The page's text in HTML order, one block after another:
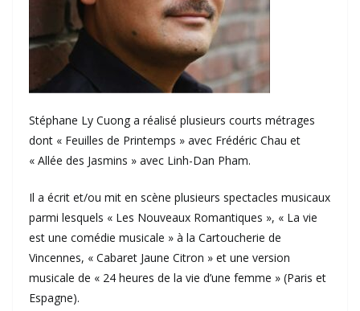
Stéphane Ly Cuong a réalisé plusieurs courts métrages
dont « Feuilles de Printemps » avec Frédéric Chau et
« Allée des Jasmins » avec Linh-Dan Pham.
Il a écrit et/ou mit en scène plusieurs spectacles musicaux
parmi lesquels « Les Nouveaux Romantiques », « La vie
est une comédie musicale » à la Cartoucherie de
Vincennes, « Cabaret Jaune Citron » et une version
musicale de « 24 heures de la vie d’une femme » (Paris et
Espagne).